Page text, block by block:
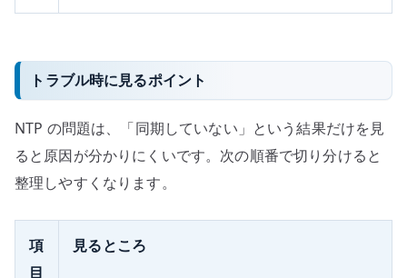
トラブル時に見るポイント
NTP の問題は、「同期していない」という結果だけを見
ると原因が分かりにくいです。次の順番で切り分けると
整理しやすくなります。
項
目
見るところ